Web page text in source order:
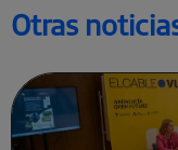
Otras